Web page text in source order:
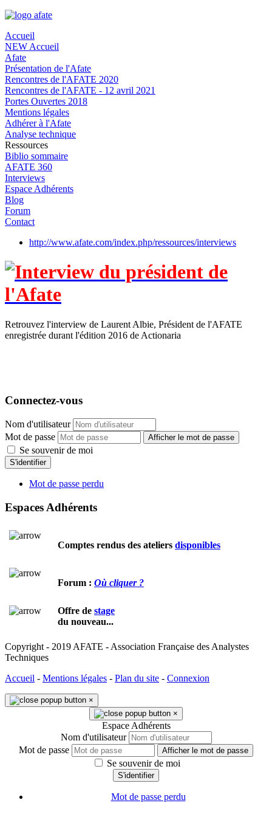
Accueil
NEW Accueil
Afate
Présentation de l'Afate
Rencontres de l'AFATE 2020
Rencontres de l'AFATE - 12 avril 2021
Portes Ouvertes 2018
Mentions légales
Adhérer à l'Afate
Analyse technique
Ressources
Biblio sommaire
AFATE 360
Interviews
Espace Adhérents
Blog
Forum
Contact
http://www.afate.com/index.php/ressources/interviews
Retrouvez l'interview de Laurent Albie, Président de l'AFATE
enregistrée durant l'édition 2016 de Actionaria
Connectez-vous
Nom d'utilisateur
Mot de passe
Afficher le mot de passe
Se souvenir de moi
S'identifier
Mot de passe perdu
Espaces Adhérents
Comptes rendus des ateliers disponibles
Forum : Où cliquer ?
Offre de stage
du nouveau...
Copyright - 2019 AFATE - Association Française des Analystes
Techniques
Accueil - Mentions légales - Plan du site - Connexion
×
×
Espace Adhérents
Nom d'utilisateur
Mot de passe
Afficher le mot de passe
Se souvenir de moi
S'identifier
Mot de passe perdu